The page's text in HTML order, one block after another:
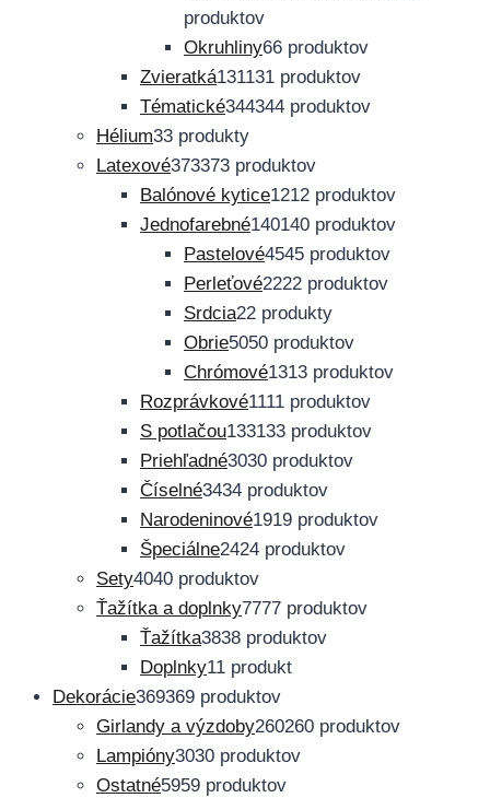
produktov
Okruhliny66 produktov
Zvieratká131131 produktov
Tématické344344 produktov
Hélium33 produkty
Latexové373373 produktov
Balónové kytice1212 produktov
Jednofarebné140140 produktov
Pastelové4545 produktov
Perleťové2222 produktov
Srdcia22 produkty
Obrie5050 produktov
Chrómové1313 produktov
Rozprávkové1111 produktov
S potlačou133133 produktov
Priehľadné3030 produktov
Číselné3434 produktov
Narodeninové1919 produktov
Špeciálne2424 produktov
Sety4040 produktov
Ťažítka a doplnky7777 produktov
Ťažítka3838 produktov
Doplnky11 produkt
Dekorácie369369 produktov
Girlandy a výzdoby260260 produktov
Lampióny3030 produktov
Ostatné5959 produktov